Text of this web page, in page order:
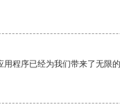
程序已经为我们带来了无限的